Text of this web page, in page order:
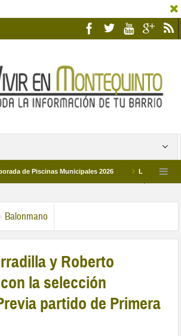
Piscinas Municipales 2026 Los Campus de
Balonmano
y Roberto
la selección
partido de Primera